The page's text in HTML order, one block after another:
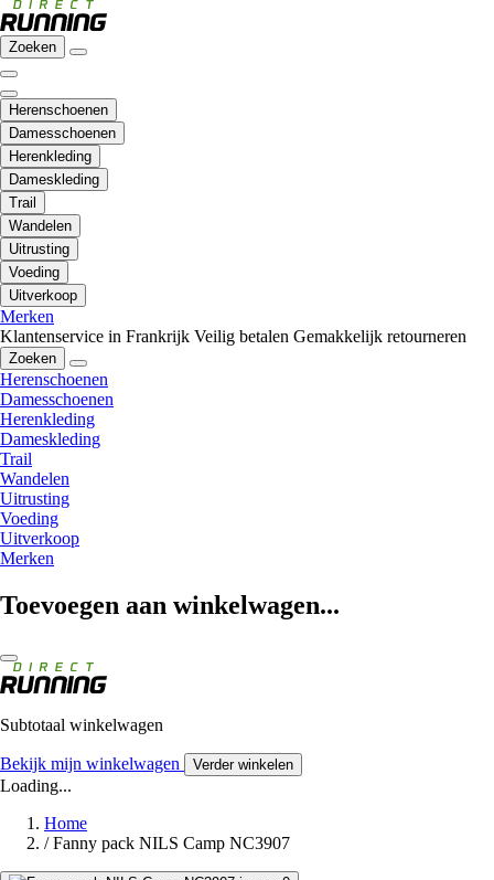
Zoeken
Herenschoenen
Damesschoenen
Herenkleding
Dameskleding
Trail
Wandelen
Uitrusting
Voeding
Uitverkoop
Merken
Klantenservice in Frankrijk Veilig betalen Gemakkelijk retourneren
Zoeken
Herenschoenen
Damesschoenen
Herenkleding
Dameskleding
Trail
Wandelen
Uitrusting
Voeding
Uitverkoop
Merken
Toevoegen aan winkelwagen...
Subtotaal winkelwagen
Bekijk mijn winkelwagen Verder winkelen
Loading...
Home
/ Fanny pack NILS Camp NC3907